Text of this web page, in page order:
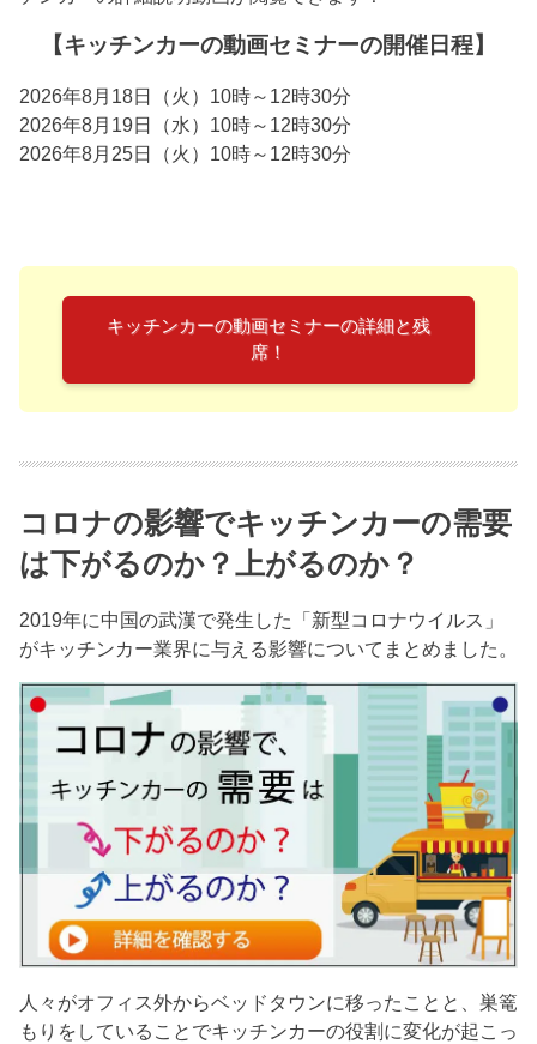
【キッチンカーの動画セミナーの開催日程】
2026年8月18日（火）10時～12時30分
2026年8月19日（水）10時～12時30分
2026年8月25日（火）10時～12時30分
キッチンカーの動画セミナーの詳細と残
席！
コロナの影響でキッチンカーの需要
は下がるのか？上がるのか？
2019年に中国の武漢で発生した「新型コロナウイルス」
がキッチンカー業界に与える影響についてまとめました。
人々がオフィス外からベッドタウンに移ったことと、巣篭
もりをしていることでキッチンカーの役割に変化が起こっ